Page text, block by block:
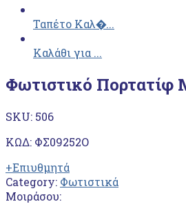
Ταπέτο Καλ�...
Καλάθι για ...
Φωτιστικό Πορτατίφ
SKU: 506
ΚΩΔ: ΦΣ09252Ο
+Επιυθμητά
Category: Φωτιστικά
Μοιράσου: